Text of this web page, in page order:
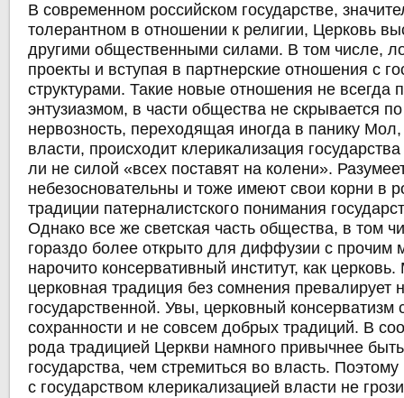
В современном российском государстве,
толерантном в отношении к религии, Церковь
другими общественными силами. В том числе,
проекты и вступая в партнерские отношения с
структурами. Такие новые отношения не всегда
энтузиазмом, в части общества не скрывается
нервозность, переходящая иногда в панику
власти, происходит клерикализация
ли не силой «всех поставят на колени».
небезосновательны и тоже имеют свои корни в
традиции патерналистского понимания
Однако все же светская часть общества, в том
гораздо более открыто для диффузии с прочим
нарочито консервативный институт, как
церковная традиция без сомнения превалирует
государственной. Увы, церковный консерватизм
сохранности и не совсем добрых традиций. В
рода традицией Церкви намного привычнее
государства, чем стремиться во власть.
с государством клерикализацией власти не